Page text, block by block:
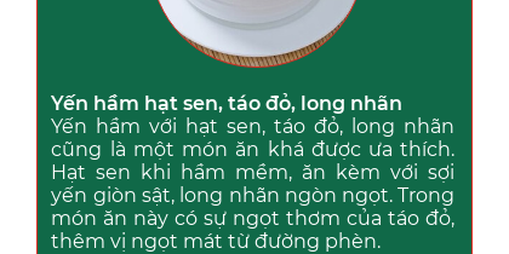
Yến hầm hạt sen, táo đỏ, long nhãn
Yến hầm với hạt sen, táo đỏ, long nhãn
cũng là một món ăn khá được ưa thích.
Hạt sen khi hầm mềm, ăn kèm với sợi
yến giòn sật, long nhãn ngòn ngọt. Trong
món ăn này có sự ngọt thơm của táo đỏ,
thêm vị ngọt mát từ đường phèn.